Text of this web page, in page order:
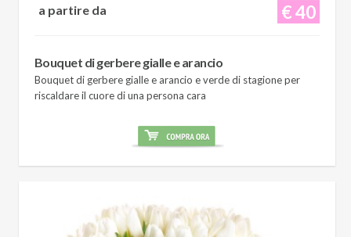
€ 40
a partire da
Bouquet di gerbere gialle e arancio
Bouquet di gerbere gialle e arancio e verde di stagione per
riscaldare il cuore di una persona cara